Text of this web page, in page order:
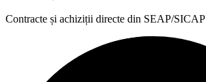
Contracte și achiziții directe din SEAP/SICAP